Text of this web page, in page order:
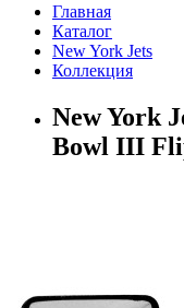
Главная
Каталог
New York Jets
Коллекция
New York
Bowl III